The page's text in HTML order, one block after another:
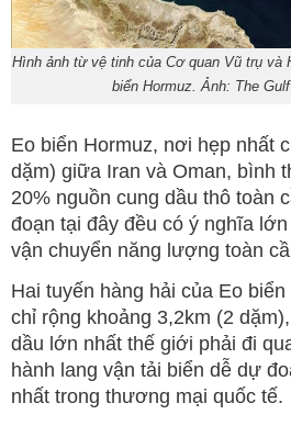
Hình ảnh từ vệ tinh của Cơ quan Vũ trụ và
biển Hormuz. Ảnh: The
Eo biển Hormuz, nơi hẹp nhất
dặm) giữa Iran và Oman, bình
20% nguồn cung dầu thô toàn
đoạn tại đây đều có ý nghĩa
vận chuyển năng lượng toàn
Hai tuyến hàng hải của Eo
chỉ rộng khoảng 3,2km (2
dầu lớn nhất thế giới phải đi
hành lang vận tải biển dễ dự
nhất trong thương mại quốc tế.